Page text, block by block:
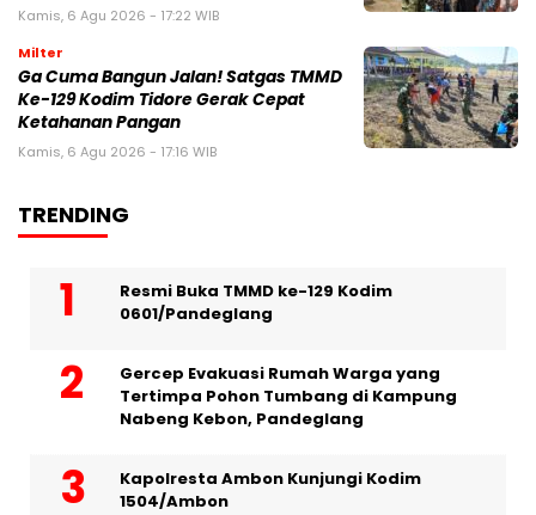
Kamis, 6 Agu 2026 - 17:22 WIB
Milter
Ga Cuma Bangun Jalan! Satgas TMMD
Ke-129 Kodim Tidore Gerak Cepat
Ketahanan Pangan
Kamis, 6 Agu 2026 - 17:16 WIB
TRENDING
Resmi Buka TMMD ke-129 Kodim
0601/Pandeglang
Gercep Evakuasi Rumah Warga yang
Tertimpa Pohon Tumbang di Kampung
Nabeng Kebon, Pandeglang
Kapolresta Ambon Kunjungi Kodim
1504/Ambon